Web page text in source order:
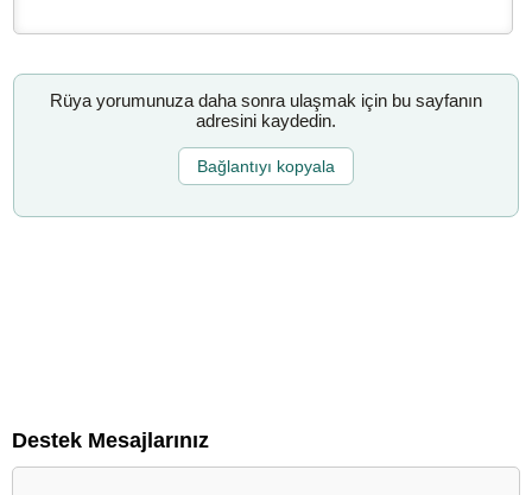
Rüya yorumunuza daha sonra ulaşmak için bu sayfanın
adresini kaydedin.
Bağlantıyı kopyala
Destek Mesajlarınız